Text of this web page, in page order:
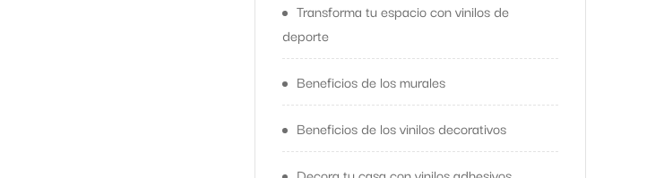
Transforma tu espacio con vinilos de
deporte
Beneficios de los murales
Beneficios de los vinilos decorativos